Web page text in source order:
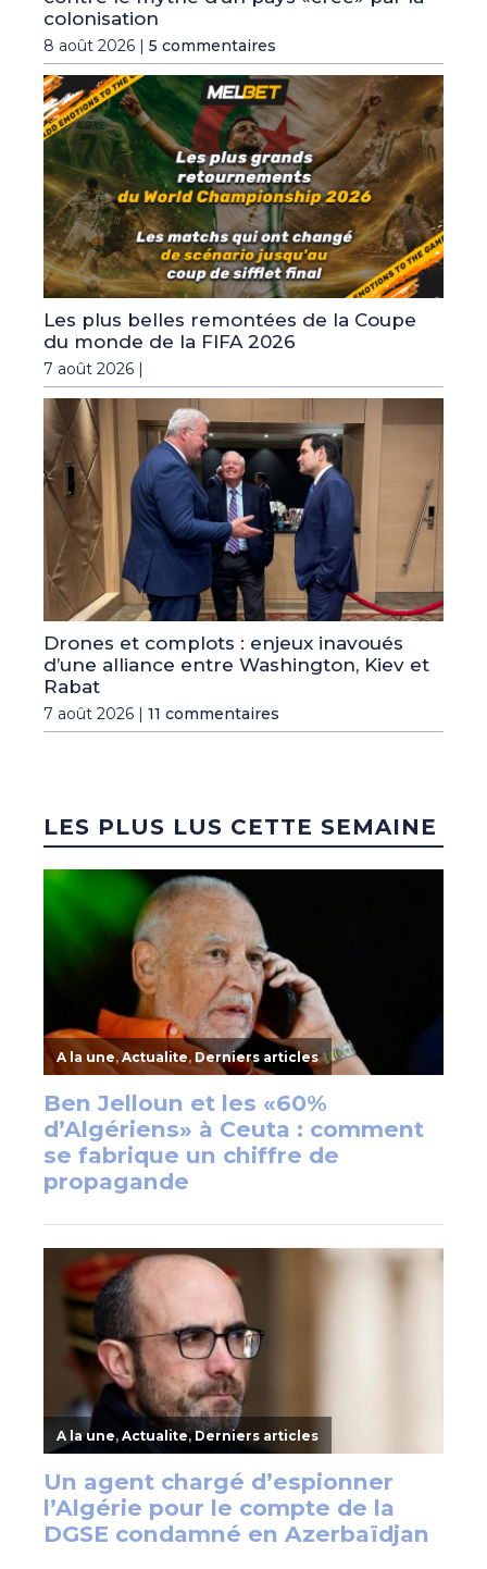
colonisation
8 août 2026 | 5 commentaires
Les plus belles remontées de la Coupe
du monde de la FIFA 2026
7 août 2026 |
Drones et complots : enjeux inavoués
d’une alliance entre Washington, Kiev et
Rabat
7 août 2026 | 11 commentaires
LES PLUS LUS CETTE SEMAINE